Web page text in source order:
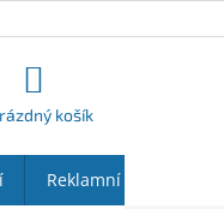
košík
Reklamní předměty